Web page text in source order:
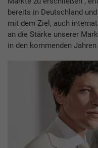
bereits in Deutschland
mit dem Ziel, auch
an die Stärke unserer
in den kommenden